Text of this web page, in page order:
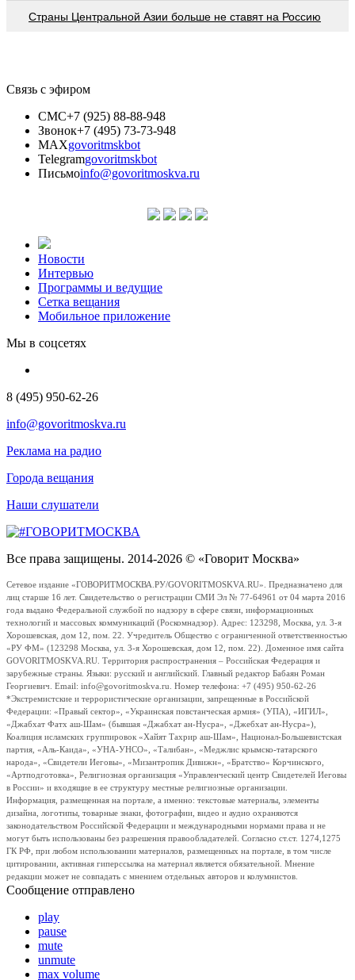
Страны Центральной Азии больше не ставят на Россию
Связь с эфиром
СМС+7 (925) 88-88-948
Звонок+7 (495) 73-73-948
MAXgovoritmskbot
Telegramgovoritmskbot
Письмоinfo@govoritmoskva.ru
Новости
Интервью
Программы и ведущие
Сетка вещания
Мобильное приложение
Мы в соцсетях
8 (495) 950-62-26
info@govoritmoskva.ru
Реклама на радио
Города вещания
Наши слушатели
Все права защищены. 2014-2026 © «Говорит Москва»
Сетевое издание «ГОВОРИТМОСКВА.РУ/GOVORITMOSKVA.RU». Предназначено для
лиц старше 16 лет. Свидетельство о регистрации СМИ Эл № 77-64961 от 04 марта 2016
года выдано Федеральной службой по надзору в сфере связи, информационных
технологий и массовых коммуникаций (Роскомнадзор). Адрес: 123298, Москва, ул. 3-я
Хорошевская, дом 12, пом. 22. Учредитель Общество с ограниченной ответственностью
«РУ ФМ» (123298 Москва, ул. 3-я Хорошевская, дом 12, пом. 22). Доменное имя сайта
GOVORITMOSKVA.RU. Территория распространения – Российская Федерация и
зарубежные страны. Языки: русский и английский. Главный редактор Бабаян Роман
Георгиевич. Email: info@govoritmoskva.ru. Номер телефона: +7 (495) 950-62-26
*Экстремистские и террористические организации, запрещенные в Российской
Федерации: «Правый сектор», «Украинская повстанческая армия» (УПА), «ИГИЛ»,
«Джабхат Фатх аш-Шам» (бывшая «Джабхат ан-Нусра», «Джебхат ан-Нусра»),
Коалиция исламских группировок «Хайят Тахрир аш-Шам», Национал-Большевистская
партия, «Аль-Каида», «УНА-УНСО», «Талибан», «Меджлис крымско-татарского
народа», «Свидетели Иеговы», «Мизантропик Дивижн», «Братство» Корчинского,
«Артподготовка», Религиозная организация «Управленческий центр Свидетелей Иеговы
в России» и входящие в ее структуру местные религиозные организации.
Информация, размещенная на портале, а именно: текстовые материалы, элементы
дизайна, логотипы, товарные знаки, фотографии, видео и аудио охраняются
законодательством Российской Федерации и международными нормами права и не
могут быть использованы без разрешения правообладателей. Согласно ст.ст. 1274,1275
ГК РФ, при любом использовании материалов, размещенных на портале, в том числе
цитировании, активная гиперссылка на материал является обязательной. Мнение
редакции может не совпадать с мнением отдельных авторов и колумнистов.
Сообщение отправлено
play
pause
mute
unmute
max volume